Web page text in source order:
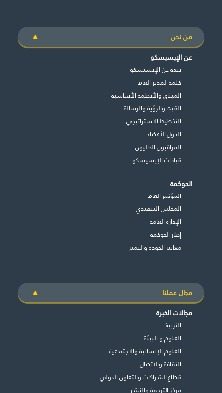
من نحن
عن الإيسيسكو
نبذة عن الإيسيسكو
كلمة المدير العام
الميثاق والأنظمة الأساسية
القيم والرؤية والرسالة
التخطيط الاستراتيجي
الدول الأعضاء
المراقبون الحاليون
قيادات الإيسيسكو
الحوكمة
المؤتمر العام
المجلس التنفيذي
اﻹدارة العامة
إطار الحوكمة
معايير الجودة والتميز
مجال عملنا
مجالات الخبرة
التربية
العلوم و البيئة
العلوم الإنسانية والاجتماعية
الثقافة والاتصال
قطاع الشراكات والتعاون الدولي
مركز الترجمة والنشر